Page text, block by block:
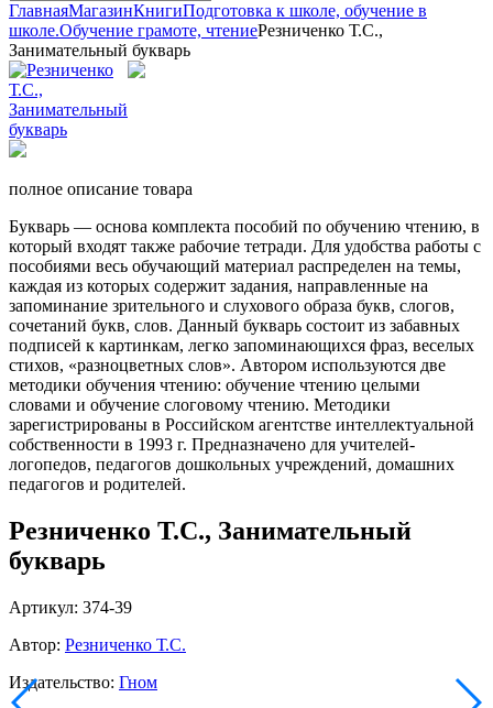
ГлавнаяМагазинКнигиПодготовка к школе, обучение в
школе.Обучение грамоте, чтениеРезниченко Т.С.,
Занимательный букварь
полное описание товара
Букварь — основа комплекта пособий по обучению чтению, в
который входят также рабочие тетради. Для удобства работы с
пособиями весь обучающий материал распределен на темы,
каждая из которых содержит задания, направленные на
запоминание зрительного и слухового образа букв, слогов,
сочетаний букв, слов. Данный букварь состоит из забавных
подписей к картинкам, легко запоминающихся фраз, веселых
стихов, «разноцветных слов». Автором используются две
методики обучения чтению: обучение чтению целыми
словами и обучение слоговому чтению. Методики
зарегистрированы в Российском агентстве интеллектуальной
собственности в 1993 г. Предназначено для учителей-
логопедов, педагогов дошкольных учреждений, домашних
педагогов и родителей.
Резниченко Т.С., Занимательный
букварь
Артикул: 374-39
Автор: Резниченко Т.С.
Издательство: Гном